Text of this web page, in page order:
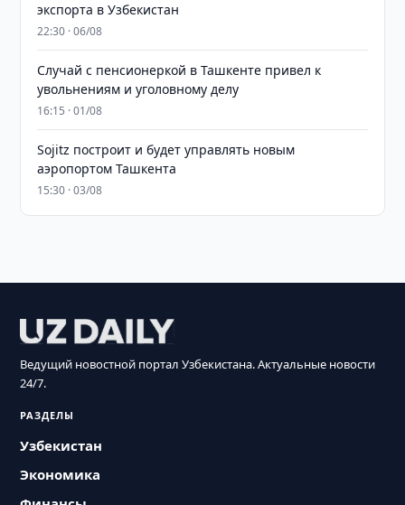
экспорта в Узбекистан
22:30 · 06/08
Случай с пенсионеркой в Ташкенте привел к
увольнениям и уголовному делу
16:15 · 01/08
Sojitz построит и будет управлять новым
аэропортом Ташкента
15:30 · 03/08
Ведущий новостной портал Узбекистана. Актуальные новости
24/7.
РАЗДЕЛЫ
Узбекистан
Экономика